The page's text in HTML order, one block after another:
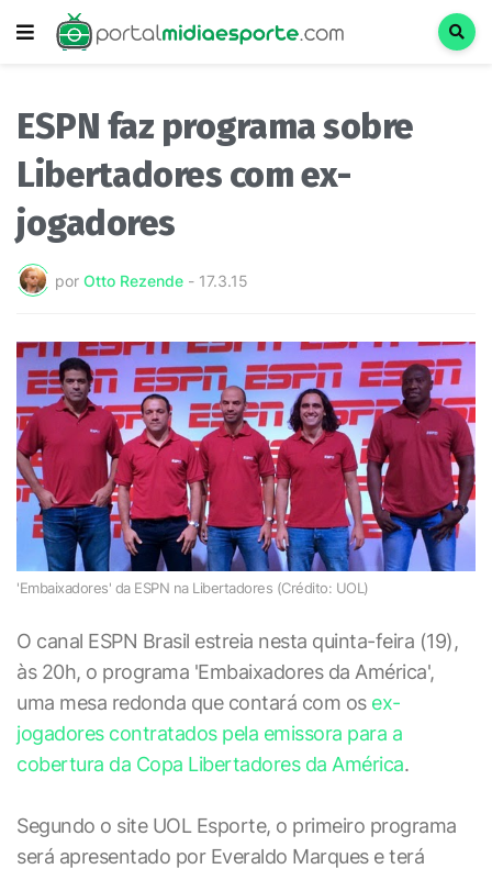
ESPN faz programa sobre
Libertadores com ex-
jogadores
por Otto Rezende - 17.3.15
'Embaixadores' da ESPN na Libertadores (Crédito: UOL)
O canal ESPN Brasil estreia nesta quinta-feira (19),
às 20h, o programa 'Embaixadores da América',
uma mesa redonda que contará com os ex-
jogadores contratados pela emissora para a
cobertura da Copa Libertadores da América.
Segundo o site UOL Esporte, o primeiro programa
será apresentado por Everaldo Marques e terá